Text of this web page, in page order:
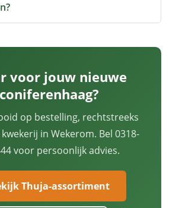
voor jouw nieuwe
coniferenhaag?
op bestelling, rechtstreeks
in Wekerom. Bel 0318-
voor persoonlijk advies.
Thuja-assortiment